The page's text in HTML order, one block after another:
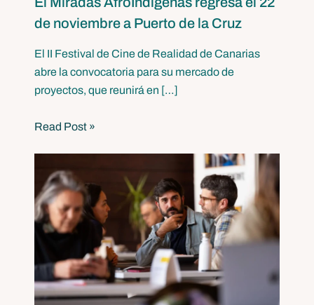
de noviembre a Puerto de la Cruz
El II Festival de Cine de Realidad de Canarias
abre la convocatoria para su mercado de
proyectos, que reunirá en […]
Read Post »